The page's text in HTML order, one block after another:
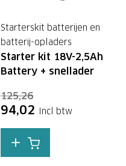
Starterskit batterijen en
batterij-opladers
Starter kit 18V-2,5Ah
Battery + snellader
125,26
94,02 Incl btw